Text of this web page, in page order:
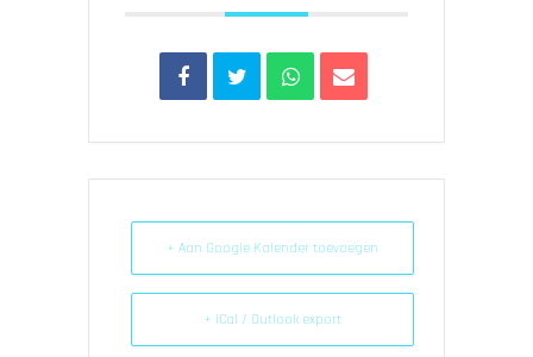
+ Aan Google Kalender toevoegen
+ iCal / Outlook export